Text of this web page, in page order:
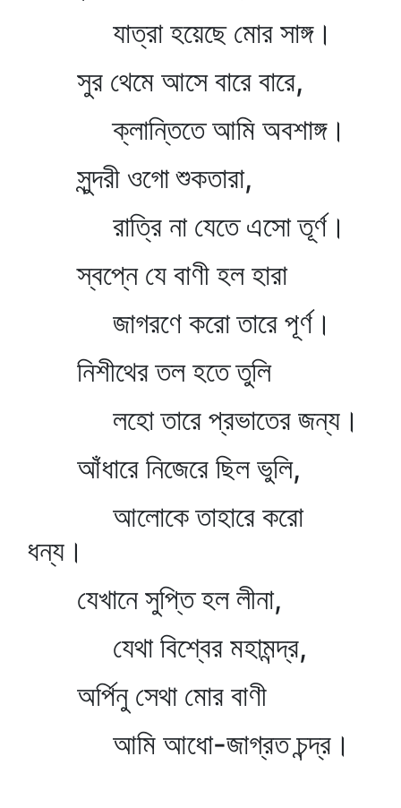
যাত্রা হয়েছে মোর সাঙ্গ।
সুর থেমে আসে বারে বারে,
ক্লান্তিতে আমি অবশাঙ্গ।
সুন্দরী ওগো শুকতারা,
রাত্রি না যেতে এসো তূর্ণ।
স্বপ্নে যে বাণী হল হারা
জাগরণে করো তারে পূর্ণ।
নিশীথের তল হতে তুলি
লহো তারে প্রভাতের জন্য।
আঁধারে নিজেরে ছিল ভুলি,
আলোকে তাহারে করো
ধন্য।
যেখানে সুপ্তি হল লীনা,
যেথা বিশ্বের মহামন্দ্র,
অর্পিনু সেথা মোর বাণী
আমি আধো-জাগ্রত চন্দ্র।